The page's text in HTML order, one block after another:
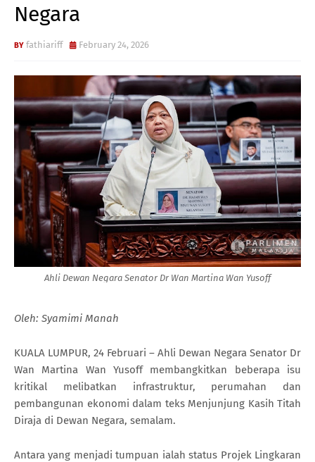
Negara
fathiariff February 24, 2026
Ahli Dewan Negara Senator Dr Wan Martina Wan Yusoff
Oleh: Syamimi Manah
KUALA LUMPUR, 24 Februari – Ahli Dewan Negara Senator Dr
Wan Martina Wan Yusoff membangkitkan beberapa isu
kritikal melibatkan infrastruktur, perumahan dan
pembangunan ekonomi dalam teks Menjunjung Kasih Titah
Diraja di Dewan Negara, semalam.
Antara yang menjadi tumpuan ialah status Projek Lingkaran